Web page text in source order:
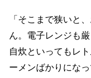
「そこまで狭いと
ん。電子レンジも
自炊といってもレ
ーメンばかりにな